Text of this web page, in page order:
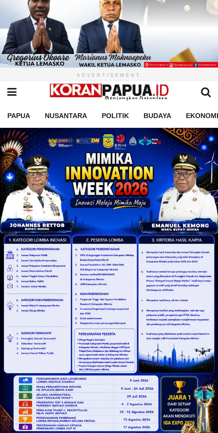
ADVERTISEMENT
PAPUA NUSANTARA POLITIK BUDAYA EKONOMI